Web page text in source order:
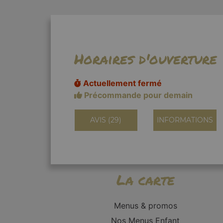
Horaires d'ouverture
Actuellement fermé
Précommande pour demain
AVIS (29) INFORMATIONS
La carte
Menus & promos
Nos Menus Enfant